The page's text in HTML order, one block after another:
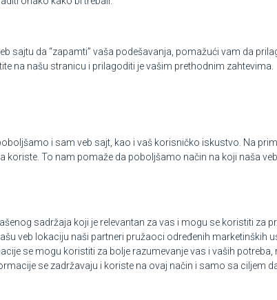
sajtu da “zapamti” vaša podešavanja, pomažući vam da
na našu stranicu i prilagoditi je vašim prethodnim zahtevima.
i sam veb sajt, kao i vaš korisničko iskustvo. Na
koriste. To nam pomaže da poboljšamo način na koji naša
sadržaja koji je relevantan za vas i mogu se koristiti za
veb lokaciju naši partneri pružaoci određenih marketinških
se mogu koristiti za bolje razumevanje vas i vaših potreba,
se zadržavaju i koriste na ovaj način i samo sa ciljem